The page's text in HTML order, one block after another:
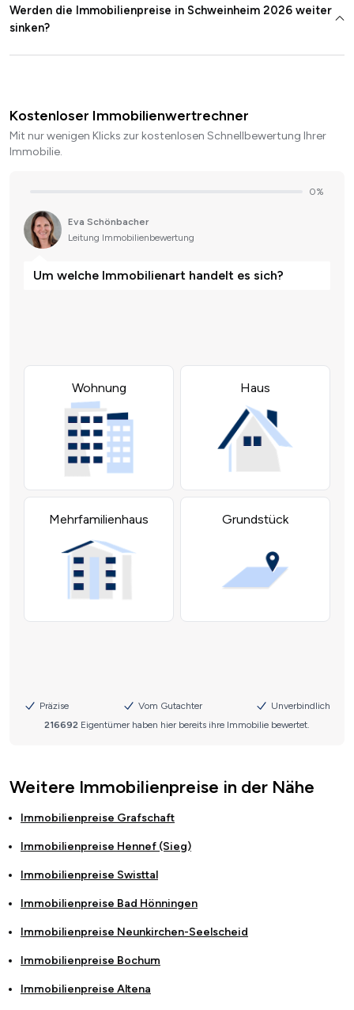
Werden die Immobilienpreise in Schweinheim 2026 weiter
sinken?
Kostenloser Immobilienwertrechner
Mit nur wenigen Klicks zur kostenlosen Schnellbewertung Ihrer
Immobilie.
Weitere Immobilienpreise in der Nähe
Immobilienpreise Grafschaft
Immobilienpreise Hennef (Sieg)
Immobilienpreise Swisttal
Immobilienpreise Bad Hönningen
Immobilienpreise Neunkirchen-Seelscheid
Immobilienpreise Bochum
Immobilienpreise Altena